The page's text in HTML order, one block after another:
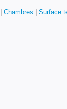
Chambres Surface